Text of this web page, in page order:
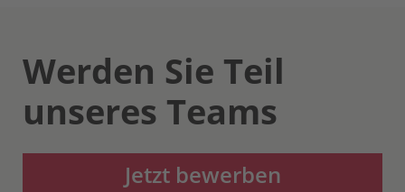
Werden Sie Teil
unseres Teams
Jetzt bewerben